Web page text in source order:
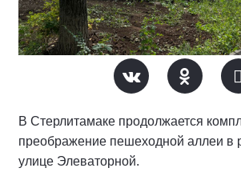
В Стерлитамаке продолжается
преображение пешеходной аллеи в
улице Элеваторной.